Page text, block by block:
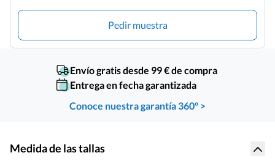
Pedir muestra
Envío gratis desde 99 € de compra
Entrega en fecha garantizada
Conoce nuestra garantía 360° >
Medida de las tallas